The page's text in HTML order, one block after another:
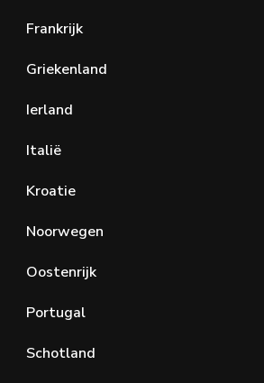
Frankrijk
Griekenland
Ierland
Italië
Kroatie
Noorwegen
Oostenrijk
Portugal
Schotland